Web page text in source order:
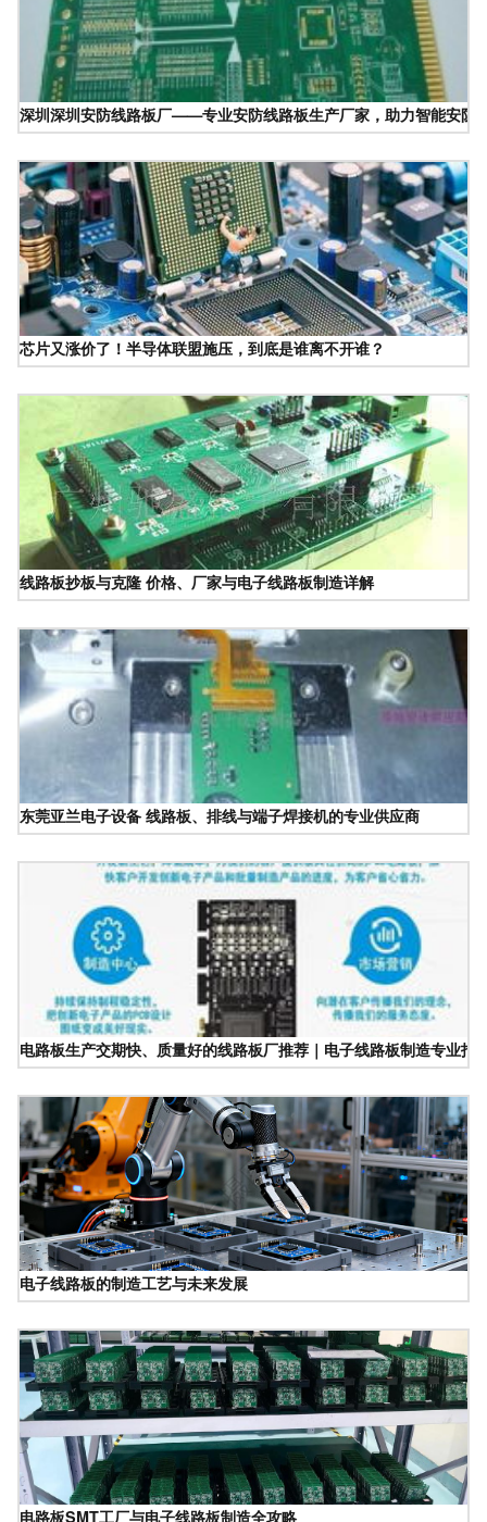
深圳深圳安防线路板厂——专业安防线路板生产厂家，助力智能安防
芯片又涨价了！半导体联盟施压，到底是谁离不开谁？
线路板抄板与克隆 价格、厂家与电子线路板制造详解
东莞亚兰电子设备 线路板、排线与端子焊接机的专业供应商
电路板生产交期快、质量好的线路板厂推荐｜电子线路板制造专业指
电子线路板的制造工艺与未来发展
电路板SMT工厂与电子线路板制造全攻略